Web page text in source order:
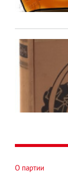
О партии